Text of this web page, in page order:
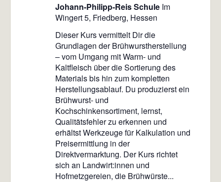
Johann-Philipp-Reis Schule Im
Wingert 5, Friedberg, Hessen
Dieser Kurs vermittelt Dir die
Grundlagen der Brühwurstherstellung
– vom Umgang mit Warm- und
Kaltfleisch über die Sortierung des
Materials bis hin zum kompletten
Herstellungsablauf. Du produzierst ein
Brühwurst- und
Kochschinkensortiment, lernst,
Qualitätsfehler zu erkennen und
erhältst Werkzeuge für Kalkulation und
Preisermittlung in der
Direktvermarktung. Der Kurs richtet
sich an Landwirt:innen und
Hofmetzgereien, die Brühwürste...